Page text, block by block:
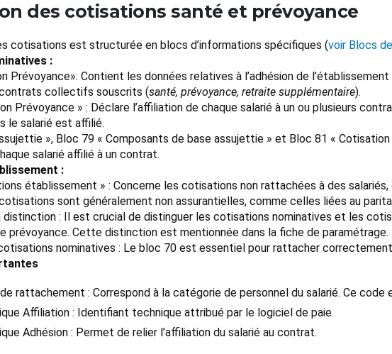
des cotisations santé et prévoyance
cotisations est structurée en blocs d’informations spécifiques (voir Blocs
:
Prévoyance»: Contient les données relatives à l’adhésion de
collectifs souscrits (santé, prévoyance, retraite supplémentaire).
Prévoyance » : Déclare l’affiliation de chaque salarié à un ou plusieurs
le salarié est affilié.
», Bloc 79 « Composants de base assujettie » et Bloc 81 «
salarié affilié à un contrat.
:
établissement » : Concerne les cotisations non rattachées à des
sont généralement non assurantielles, comme celles liées au
distinction : Il est crucial de distinguer les cotisations nominatives et les
prévoyance. Cette distinction est mentionnée dans la fiche de paramétrage.
nominatives : Le bloc 70 est essentiel pour rattacher
rattachement : Correspond à la catégorie de personnel du salarié. Ce
Affiliation : Identifiant technique attribué par le logiciel de paie.
Adhésion : Permet de relier l’affiliation du salarié au contrat.